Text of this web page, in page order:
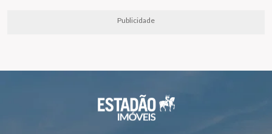
Publicidade